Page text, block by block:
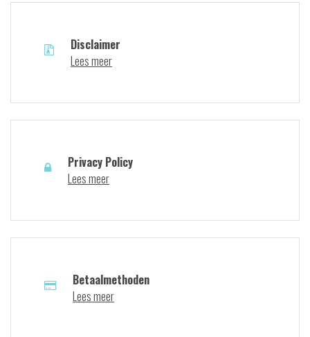
Disclaimer
Lees meer
Privacy Policy
Lees meer
Betaalmethoden
Lees meer